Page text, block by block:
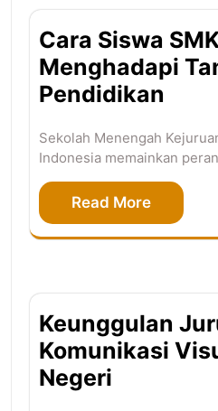
Cara Siswa
Menghadapi
Pendidikan
Sekolah Menengah
Indonesia memainkan
Read More
Keunggulan
Komunikasi
Negeri